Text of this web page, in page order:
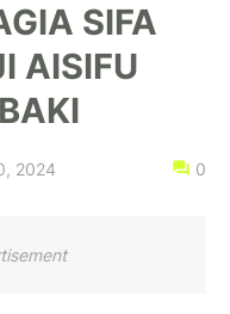
SIFA
AISIFU
2024 0